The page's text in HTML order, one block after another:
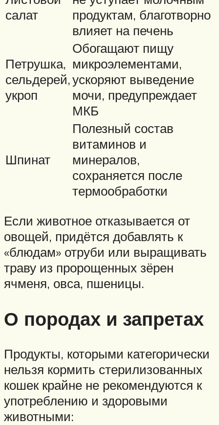
салат
продуктам, благотворно
влияет на печень
Петрушка,
сельдерей,
укроп
Обогащают пищу
микроэлементами,
ускоряют выведение
мочи, предупреждает
МКБ
Шпинат
Полезный состав
витаминов и
минералов,
сохраняется после
термообработки
Если животное отказывается от
овощей, придётся добавлять к
«блюдам» отруби или выращивать
траву из пророщенных зёрен
ячменя, овса, пшеницы.
О породах и запретах
Продукты, которыми категорически
нельзя кормить стерилизованных
кошек крайне не рекомендуются к
употреблению и здоровыми
животными: